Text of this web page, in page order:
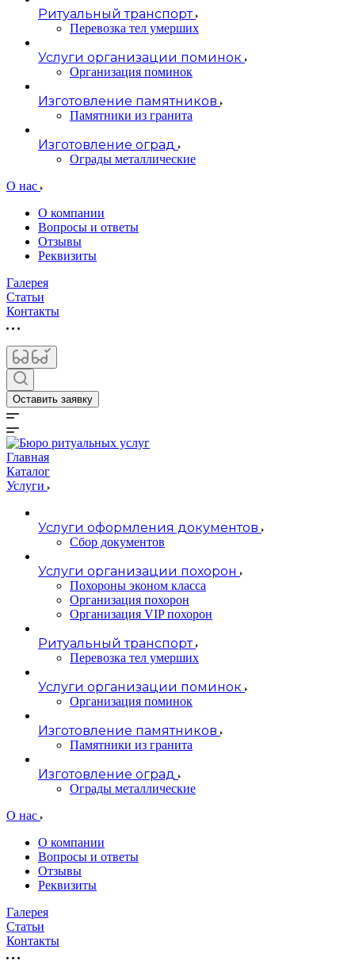
Ритуальный транспорт
Перевозка тел умерших
Услуги организации поминок
Организация поминок
Изготовление памятников
Памятники из гранита
Изготовление оград
Ограды металлические
О нас
О компании
Вопросы и ответы
Отзывы
Реквизиты
Галерея
Статьи
Контакты
Оставить заявку
Главная
Каталог
Услуги
Услуги оформления документов
Сбор документов
Услуги организации похорон
Похороны эконом класса
Организация похорон
Организация VIP похорон
Ритуальный транспорт
Перевозка тел умерших
Услуги организации поминок
Организация поминок
Изготовление памятников
Памятники из гранита
Изготовление оград
Ограды металлические
О нас
О компании
Вопросы и ответы
Отзывы
Реквизиты
Галерея
Статьи
Контакты